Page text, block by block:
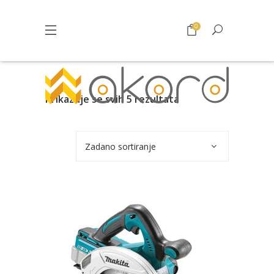
0
Prikazuje se svih 5 rezultata
Zadano sortiranje